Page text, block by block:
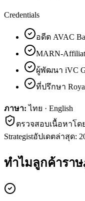
Credentials
อดีต AVAC
MARN-
ผู้พัฒนา iVC
ที่ปรึกษา Royal
ภาษา: ไทย · English
ตรวจสอบเนื้อหาโด
Strategistอัปเดตล่าสุด:
ทำไมลูกค้ารา